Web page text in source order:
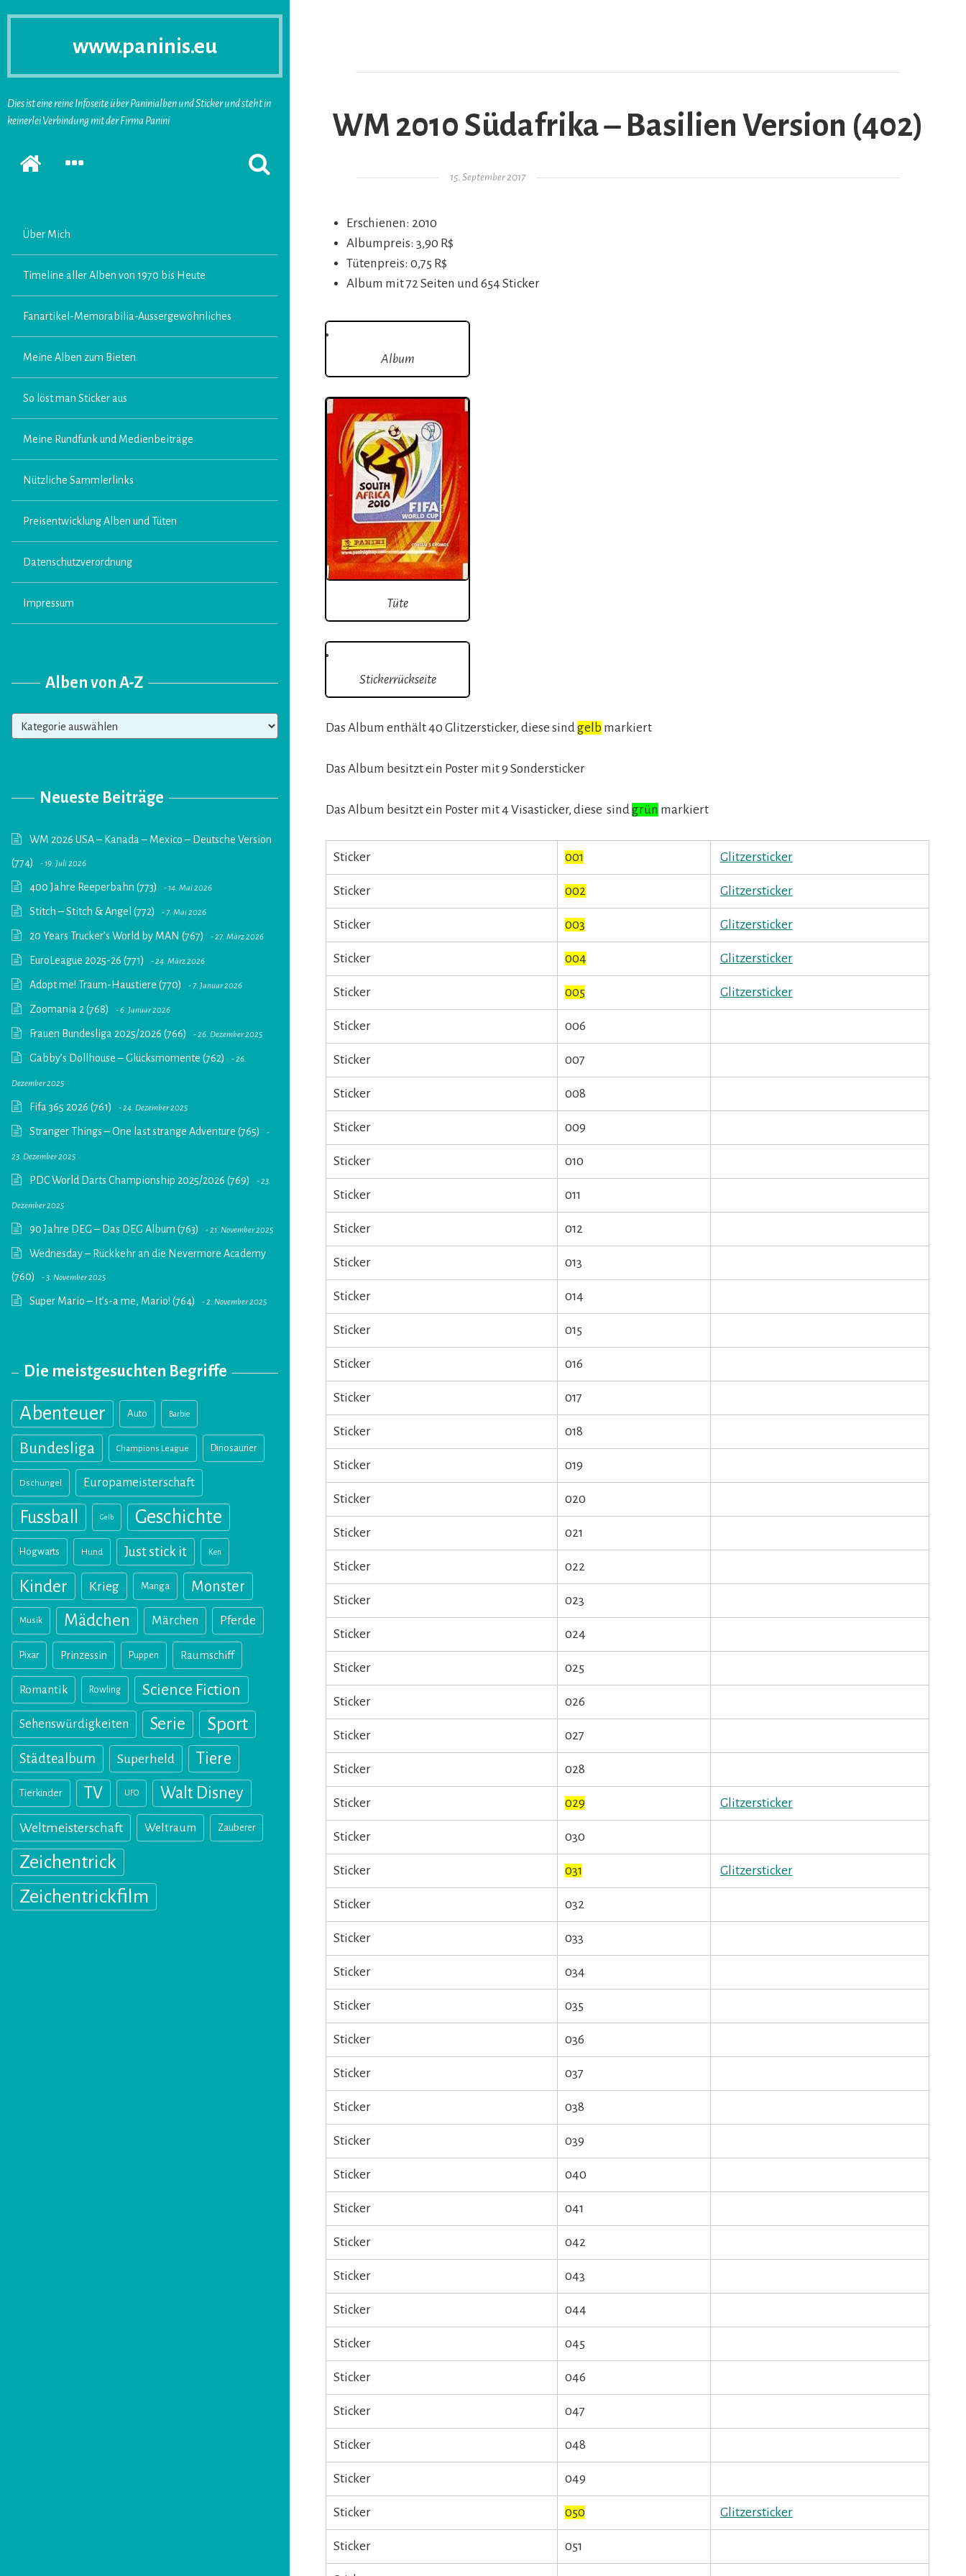
www.paninis.eu
Dies ist eine reine Infoseite über Paninialben und Sticker und steht in
keinerlei Verbindung mit der Firma Panini
Startseite
SEKUNDÄRE
SUCHFORMULAR
ERSCHEINEN
Über Mich
Timeline aller Alben von 1970 bis Heute
Fanartikel-Memorabilia-Aussergewöhnliches
Meine Alben zum Bieten
So löst man Sticker aus
Meine Rundfunk und Medienbeiträge
Nützliche Sammlerlinks
Preisentwicklung Alben und Tüten
Datenschutzverordnung
Impressum
Alben von A-Z
Alben
von
Neueste Beiträge
WM 2026 USA – Kanada – Mexico – Deutsche Version
(774)
19. Juli 2026
400 Jahre Reeperbahn (773) 14. Mai 2026
Stitch – Stitch & Angel (772) 7. Mai 2026
20 Years Trucker’s World by MAN (767) 27. März 2026
EuroLeague 2025-26 (771) 24. März 2026
Adopt me! Traum-Haustiere (770) 7. Januar 2026
Zoomania 2 (768) 6. Januar 2026
Frauen Bundesliga 2025/2026 (766) 26. Dezember 2025
Gabby’s Dollhouse – Glücksmomente (762) 26.
Dezember 2025
Fifa 365 2026 (761) 24. Dezember 2025
Stranger Things – One last strange Adventure (765)
23. Dezember 2025
PDC World Darts Championship 2025/2026 (769) 23.
Dezember 2025
90 Jahre DEG – Das DEG Album (763) 21. November 2025
Wednesday – Rückkehr an die Nevermore Academy
(760)
3. November 2025
Super Mario – It’s-a me, Mario! (764) 2. November 2025
Die meistgesuchten Begriffe
Abenteuer Auto Barbie
Bundesliga Champions League Dinosaurier
Dschungel Europameisterschaft
Fussball Gelb Geschichte
Hogwarts Hund Just stick it Ken
Kinder Krieg Manga Monster
Musik Mädchen Märchen Pferde
Pixar Prinzessin Puppen Raumschiff
Romantik Rowling Science Fiction
Sehenswürdigkeiten Serie Sport
Städtealbum Superheld Tiere
Tierkinder TV UFO Walt Disney
Weltmeisterschaft Weltraum Zauberer
Zeichentrick
Zeichentrickfilm
WM 2010 Südafrika – Basilien Version (402)
Gepostet am
15. September 2017
Erschienen: 2010
Albumpreis: 3,90 R$
Tütenpreis: 0,75 R$
Album mit 72 Seiten und 654 Sticker
Album
Tüte
Stickerrückseite
Das Album enthält 40 Glitzersticker, diese sindgelb markiert
Das Album besitzt ein Poster mit 9 Sondersticker
Das Album besitzt ein Poster mit 4 Visasticker, diese sindgrün markiert
Sticker 001 Glitzersticker
Sticker 002 Glitzersticker
Sticker 003 Glitzersticker
Sticker 004 Glitzersticker
Sticker 005 Glitzersticker
Sticker 006
Sticker 007
Sticker 008
Sticker 009
Sticker 010
Sticker 011
Sticker 012
Sticker 013
Sticker 014
Sticker 015
Sticker 016
Sticker 017
Sticker 018
Sticker 019
Sticker 020
Sticker 021
Sticker 022
Sticker 023
Sticker 024
Sticker 025
Sticker 026
Sticker 027
Sticker 028
Sticker 029 Glitzersticker
Sticker 030
Sticker 031 Glitzersticker
Sticker 032
Sticker 033
Sticker 034
Sticker 035
Sticker 036
Sticker 037
Sticker 038
Sticker 039
Sticker 040
Sticker 041
Sticker 042
Sticker 043
Sticker 044
Sticker 045
Sticker 046
Sticker 047
Sticker 048
Sticker 049
Sticker 050 Glitzersticker
Sticker 051